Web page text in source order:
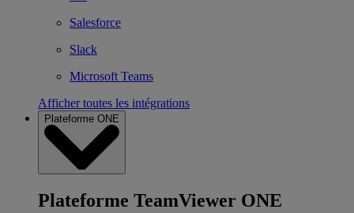
Salesforce
Slack
Microsoft Teams
Afficher toutes les intégrations
Plateforme ONE
Plateforme TeamViewer ONE